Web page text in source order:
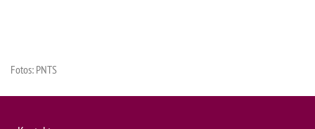
Fotos: PNTS